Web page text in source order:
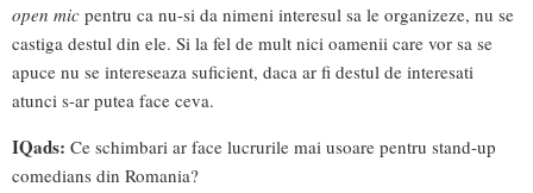
open mic pentru ca nu-si da nimeni interesul sa le organizeze, nu se
castiga destul din ele. Si la fel de mult nici oamenii care vor sa se
apuce nu se intereseaza suficient, daca ar fi destul de interesati
atunci s-ar putea face ceva.
IQads: Ce schimbari ar face lucrurile mai usoare pentru stand-up
comedians din Romania?